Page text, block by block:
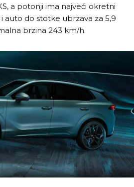
a potonji ima najveći okretni
do stotke ubrzava za 5,9
brzina 243 km/h.